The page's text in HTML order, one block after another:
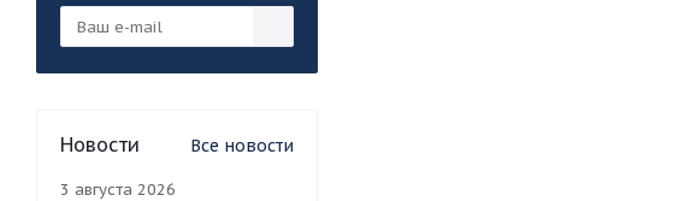
Новости Все новости
3 августа 2026